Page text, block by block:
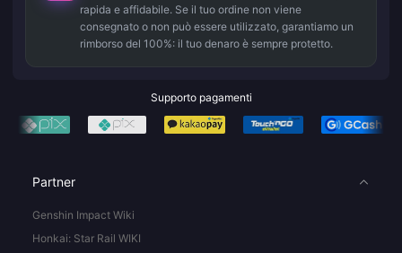
rapida e affidabile. Se il tuo ordine non viene
consegnato o non può essere utilizzato, garantiamo un
rimborso del 100%: il tuo denaro è sempre protetto.
Supporto pagamenti
Partner
Genshin Impact Wiki
Honkai: Star Rail WIKI